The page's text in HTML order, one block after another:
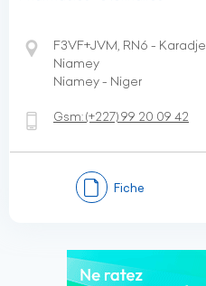
F3VF+JVM, RN6 - Karadje
Niamey
Niamey - Niger
Gsm:(+227)99 20 09 42
Fiche